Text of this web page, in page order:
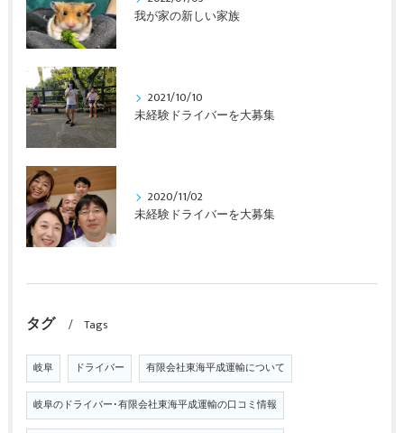
我が家の新しい家族
2021/10/10
未経験ドライバーを大募集
2020/11/02
未経験ドライバーを大募集
タグ Tags
岐阜 ドライバー 有限会社東海平成運輸について
岐阜のドライバー･有限会社東海平成運輸の口コミ情報